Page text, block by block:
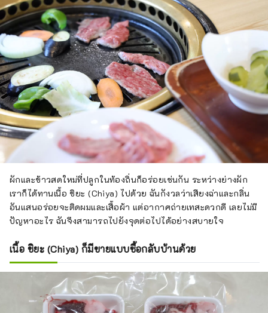
ผักและข้าวสดใหม่ที่ปลูกในท้องถิ่นก็อร่อยเช่นกัน ระหว่างย่างผัก
เราก็ได้ทานเนื้อ ชิยะ (Chiya) ไปด้วย ฉันกังวลว่าเสียงฉ่าและกลิ่น
อันแสนอร่อยจะติดผมและเสื้อผ้า แต่อากาศถ่ายเทสะดวกดี เลยไม่มี
ปัญหาอะไร ฉันจึงสามารถไปยังจุดต่อไปได้อย่างสบายใจ
เนื้อ ชิยะ (Chiya) ก็มีขายแบบซื้อกลับบ้านด้วย